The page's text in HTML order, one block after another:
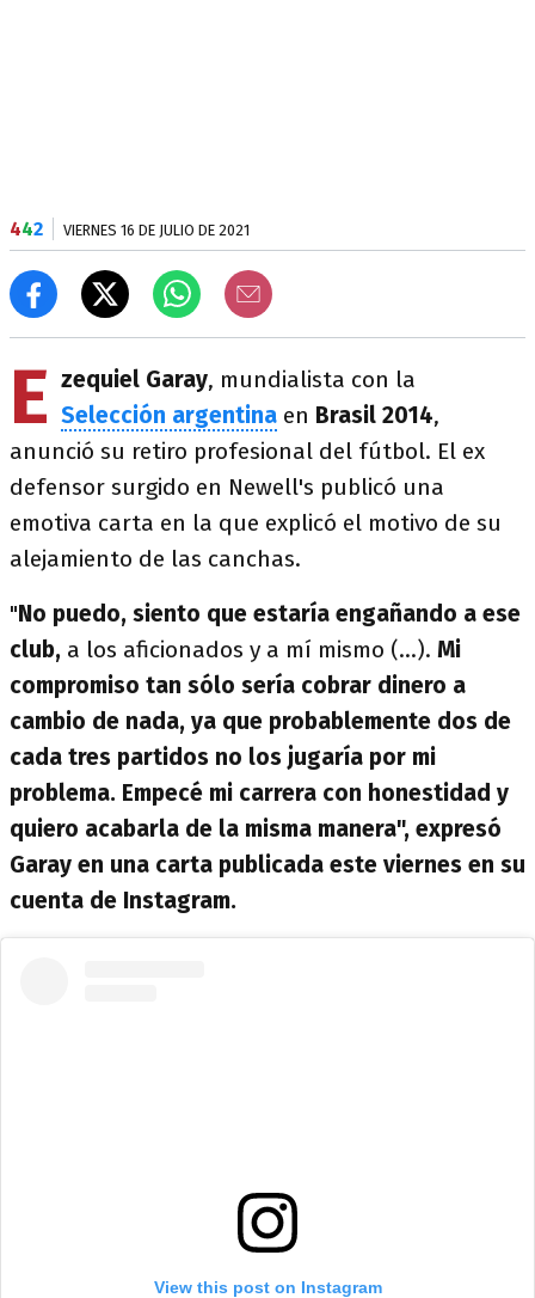
442 VIERNES 16 DE JULIO DE 2021
E zequiel Garay, mundialista con la
Selección argentina en Brasil 2014,
anunció su retiro profesional del fútbol. El ex
defensor surgido en Newell's publicó una
emotiva carta en la que explicó el motivo de su
alejamiento de las canchas.
"No puedo, siento que estaría engañando a ese
club, a los aficionados y a mí mismo (...). Mi
compromiso tan sólo sería cobrar dinero a
cambio de nada, ya que probablemente dos de
cada tres partidos no los jugaría por mi
problema. Empecé mi carrera con honestidad y
quiero acabarla de la misma manera", expresó
Garay en una carta publicada este viernes en su
cuenta de Instagram.
View this post on Instagram